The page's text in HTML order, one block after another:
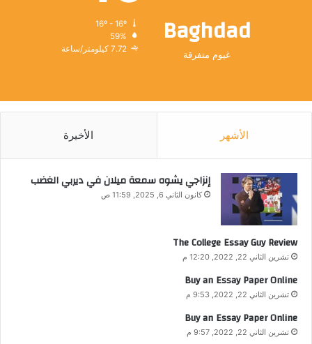
Baghdad
غيوم متفرقة
59%
7.72 كيلومتر/ساعة
الأشهر الأخيرة
إنزاجي يشوه سمعة ميلان في ديربي الغضب
كانون الثاني 6, 2025, 11:59 ص
The College Essay Guy Review
تشرين الثاني 22, 2022, 12:20 م
Buy an Essay Paper Online
تشرين الثاني 22, 2022, 9:53 م
Buy an Essay Paper Online
تشرين الثاني 22, 2022, 9:57 م